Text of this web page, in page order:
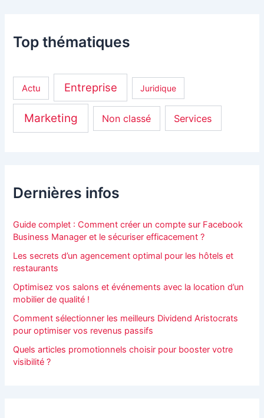
Top thématiques
Actu Entreprise Juridique
Marketing Non classé Services
Dernières infos
Guide complet : Comment créer un compte sur Facebook
Business Manager et le sécuriser efficacement ?
Les secrets d’un agencement optimal pour les hôtels et
restaurants
Optimisez vos salons et événements avec la location d’un
mobilier de qualité !
Comment sélectionner les meilleurs Dividend Aristocrats
pour optimiser vos revenus passifs
Quels articles promotionnels choisir pour booster votre
visibilité ?